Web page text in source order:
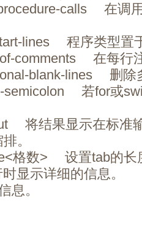
calls 在调
lines 程序类型置
comments 在每行
blank-lines 删除
semicolon 若for或
将结果显示在标准
。
格数> 设置tab的长
显示详细的信息。
息。